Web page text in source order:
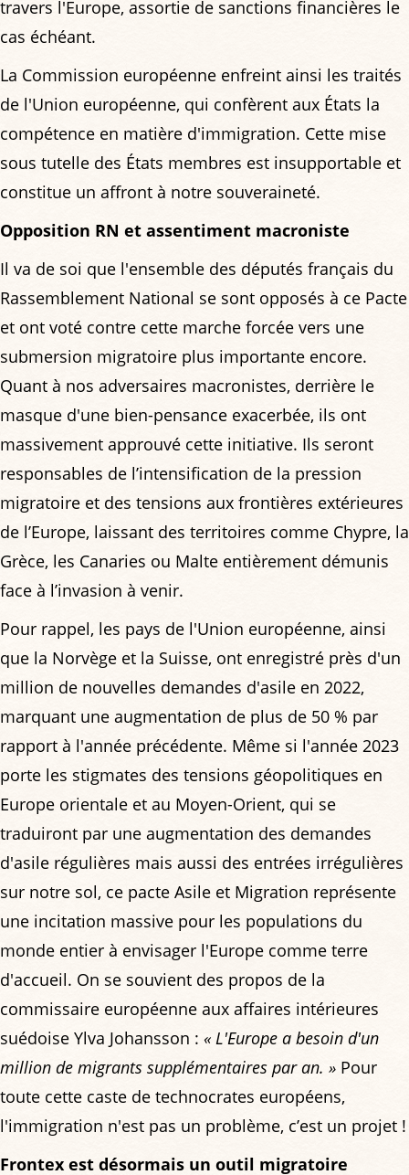
travers l'Europe, assortie de sanctions financières le
cas échéant.
La Commission européenne enfreint ainsi les traités
de l'Union européenne, qui confèrent aux États la
compétence en matière d'immigration. Cette mise
sous tutelle des États membres est insupportable et
constitue un affront à notre souveraineté.
Opposition RN et assentiment macroniste
Il va de soi que l'ensemble des députés français du
Rassemblement National se sont opposés à ce Pacte
et ont voté contre cette marche forcée vers une
submersion migratoire plus importante encore.
Quant à nos adversaires macronistes, derrière le
masque d'une bien-pensance exacerbée, ils ont
massivement approuvé cette initiative. Ils seront
responsables de l’intensification de la pression
migratoire et des tensions aux frontières extérieures
de l’Europe, laissant des territoires comme Chypre, la
Grèce, les Canaries ou Malte entièrement démunis
face à l’invasion à venir.
Pour rappel, les pays de l'Union européenne, ainsi
que la Norvège et la Suisse, ont enregistré près d'un
million de nouvelles demandes d'asile en 2022,
marquant une augmentation de plus de 50 % par
rapport à l'année précédente. Même si l'année 2023
porte les stigmates des tensions géopolitiques en
Europe orientale et au Moyen-Orient, qui se
traduiront par une augmentation des demandes
d'asile régulières mais aussi des entrées irrégulières
sur notre sol, ce pacte Asile et Migration représente
une incitation massive pour les populations du
monde entier à envisager l'Europe comme terre
d'accueil. On se souvient des propos de la
commissaire européenne aux affaires intérieures
suédoise Ylva Johansson : « L'Europe a besoin d'un
million de migrants supplémentaires par an. » Pour
toute cette caste de technocrates européens,
l'immigration n'est pas un problème, c’est un projet !
Frontex est désormais un outil migratoire